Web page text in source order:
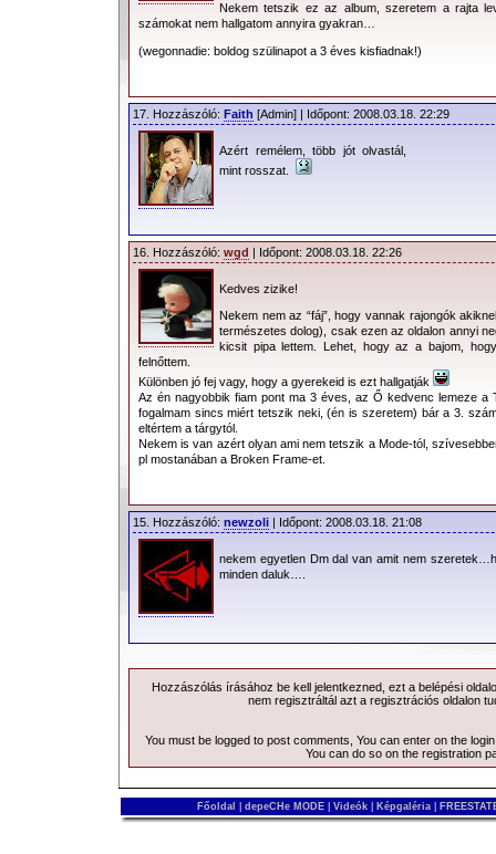
Nekem tetszik ez az album, szeretem a rajta
számokat nem hallgatom annyira gyakran…
(wegonnadie: boldog szülinapot a 3 éves kisfiadnak!)
17. Hozzászóló: Faith [Admin] | Időpont: 2008.03.18. 22:29
Azért remélem, több jót olvastál,
mint rosszat.
16. Hozzászóló: wgd | Időpont: 2008.03.18. 22:26
Kedves zizike!
Nekem nem az “fáj”, hogy vannak rajongók
természetes dolog), csak ezen az oldalon annyi
kicsit pipa lettem. Lehet, hogy az a bajom,
felnőttem.
Különben jó fej vagy, hogy a gyerekeid is ezt hallgatják
Az én nagyobbik fiam pont ma 3 éves, az Ő kedvenc lemeze a
fogalmam sincs miért tetszik neki, (én is szeretem) bár a 3.
eltértem a tárgytól.
Nekem is van azért olyan ami nem tetszik a Mode-tól,
pl mostanában a Broken Frame-et.
15. Hozzászóló: newzoli | Időpont: 2008.03.18. 21:08
nekem egyetlen Dm dal van amit nem
minden daluk….
Hozzászólás írásához be kell jelentkezned, ezt a belépési
nem regisztráltál azt a regisztrációs oldalon
You must be logged to post comments, You can enter on the
You can do so on the registration
Főoldal depeCHe MODE Videók Képgaléria